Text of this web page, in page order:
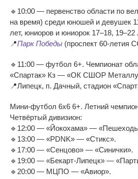
🔹10:00 — первенство области по
на время) среди юношей и девушек
лет, юниоров и юниорок 17–18, 19–22
📍Парк Победы (проспект 60-летия
🔹11:00 — футбол 6+. Чемпионат
«Спартак» Кз — «ОК СШОР
📍Липецк, п. Дачный, стадион
Мини-футбол 6х6 6+. Летний
Четвёртый дивизион:
🔹12:00 — «Йокохама» —
🔹13:00 — «PDNK» — «Стикс».
🔹17:00 — «Сенцово» — «Синички».
🔹19:00 — «Бекарт-Липецк» —
🔹20:00 — МЦПО — «Авиор».